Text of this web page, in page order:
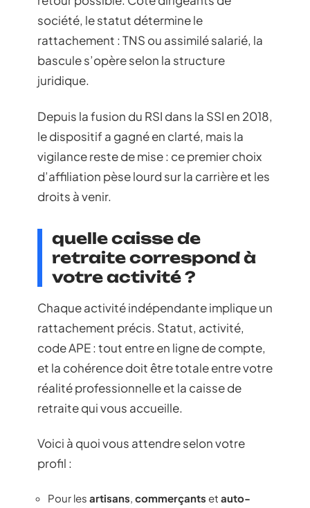
société, le statut détermine le
rattachement : TNS ou assimilé salarié, la
bascule s’opère selon la structure
juridique.
Depuis la fusion du RSI dans la SSI en 2018,
le dispositif a gagné en clarté, mais la
vigilance reste de mise : ce premier choix
d’affiliation pèse lourd sur la carrière et les
droits à venir.
quelle caisse de
retraite correspond à
votre activité ?
Chaque activité indépendante implique un
rattachement précis. Statut, activité,
code APE : tout entre en ligne de compte,
et la cohérence doit être totale entre votre
réalité professionnelle et la caisse de
retraite qui vous accueille.
Voici à quoi vous attendre selon votre
profil :
Pour les artisans commerçants et auto-